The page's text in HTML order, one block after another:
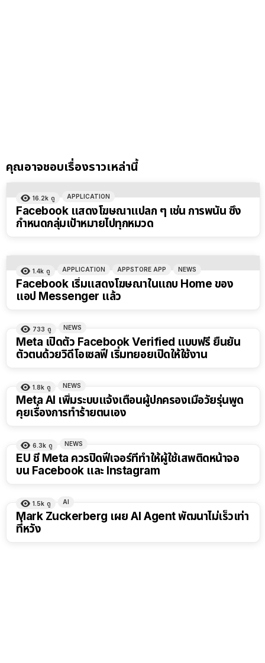
คุณอาจชอบเรื่องราวเหล่านี้
16.2k ดู APPLICATION
Facebook แสดงโฆษณาแปลก ๆ เช่น การพนัน ซึ่ง
กำหนดกลุ่มเป้าหมายไปทุกหมวด
1.4k ดู APPLICATION APPSTORE APP NEWS
Facebook เริ่มแสดงโฆษณาในแถบ Home ของ
แอป Messenger แล้ว
733 ดู NEWS
Meta เปิดตัว Facebook Verified แบบฟรี ยืนยัน
ตัวตนด้วยวิดีโอเซลฟี เริ่มทยอยเปิดให้ใช้งาน
1.8k ดู NEWS
Meta AI เพิ่มระบบแจ้งเตือนผู้ปกครองเมื่อวัยรุ่นพูด
คุยเรื่องการทำร้ายตนเอง
6.3k ดู NEWS
EU ชี้ Meta ควรปิดฟีเจอร์ที่ทำให้ผู้ใช้เสพติดหน้าจอ
บน Facebook และ Instagram
1.5k ดู AI
Mark Zuckerberg เผย AI Agent พัฒนาไม่เร็วเท่า
ที่หวัง